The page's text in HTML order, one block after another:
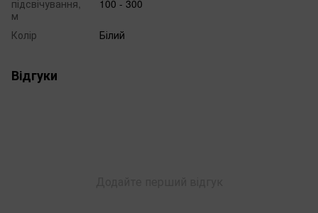
підсвічування,
м
100 - 300
Колір Білий
Відгуки